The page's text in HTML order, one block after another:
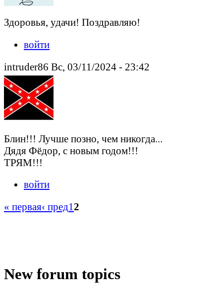
Здоровья, удачи! Поздравляю!
войти
intruder86 Вс, 03/11/2024 - 23:42
Блин!!! Лучше позно, чем никогда...
Дядя Фëдор, с новым годом!!!
ТРЯМ!!!
войти
« первая‹ пред12
New forum topics